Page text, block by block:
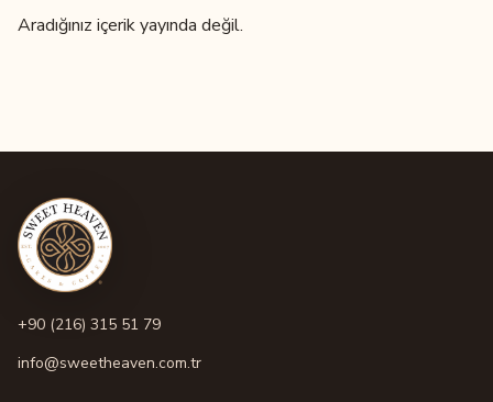
Aradığınız içerik yayında değil.
+90 (216) 315 51 79
info@sweetheaven.com.tr